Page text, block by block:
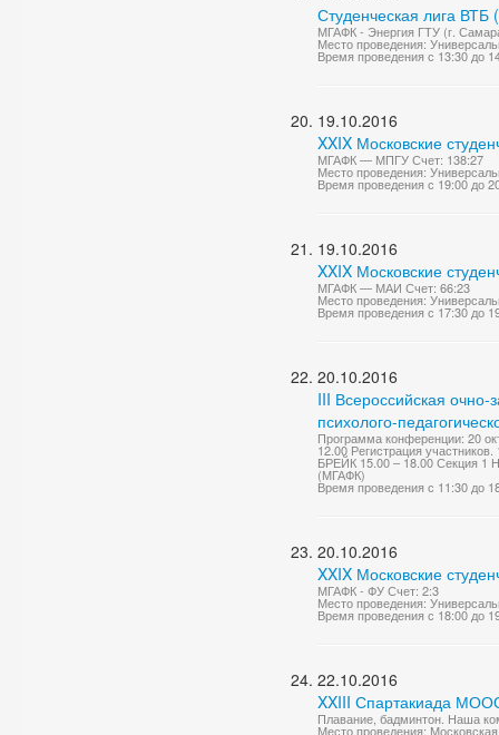
Студенческая лига ВТБ
МГАФК - Энергия ГТУ (г.
Место проведения:
Время проведения с 13:30 до
19.10.2016
XXIX Московские
МГАФК — МПГУ Счет: 138:27
Место проведения:
Время проведения с 19:00 до
19.10.2016
XXIX Московские
МГАФК — МАИ Счет: 66:23
Место проведения:
Время проведения с 17:30 до
20.10.2016
III Всероссийская
психолого-
Программа конференции: 20
12.00 Регистрация
БРЕЙК 15.00 – 18.00 Секция 1
(МГАФК)
Время проведения с 11:30 до
20.10.2016
XXIX Московские
МГАФК - ФУ Счет: 2:3
Место проведения:
Время проведения с 18:00 до
22.10.2016
XXIII Спартакиада
Плавание, бадминтон. Наша
Место проведения: